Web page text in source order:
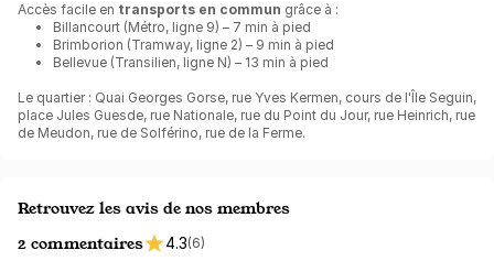
Accès facile en transports en commun grâce à :
Billancourt (Métro, ligne 9) – 7 min à pied
Brimborion (Tramway, ligne 2) – 9 min à pied
Bellevue (Transilien, ligne N) – 13 min à pied
Le quartier : Quai Georges Gorse, rue Yves Kermen, cours de l'Île Seguin,
place Jules Guesde, rue Nationale, rue du Point du Jour, rue Heinrich, rue
de Meudon, rue de Solférino, rue de la Ferme.
Retrouvez les avis de nos membres
2 commentaires
4.3(6)